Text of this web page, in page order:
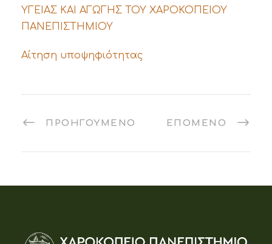
ΥΓΕΙΑΣ ΚΑΙ ΑΓΩΓΗΣ ΤΟΥ ΧΑΡΟΚΟΠΕΙΟΥ
ΠΑΝΕΠΙΣΤΗΜΙΟΥ
Αίτηση υποψηφιότητας
ΠΡΟΗΓΟΎΜΕΝΟ ΕΠΌΜΕΝΟ